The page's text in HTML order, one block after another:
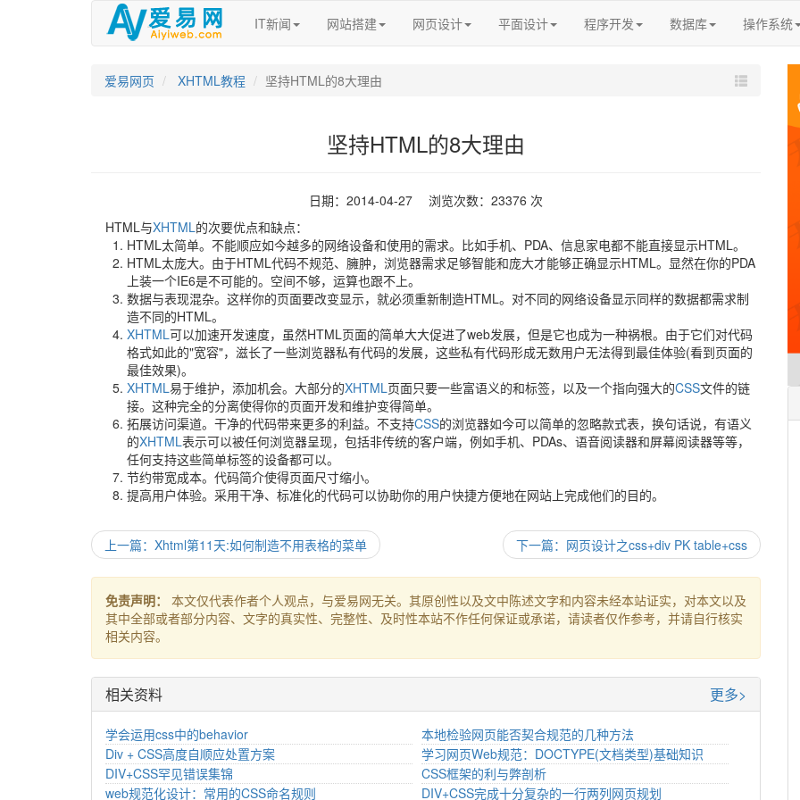
IT新闻 网站搭建 网页设计 平面设计 程序开发 数据库 操作系统
爱易网页 XHTML教程 坚持HTML的8大理由
坚持HTML的8大理由
日期：2014-04-27 浏览次数：23376 次
HTML与XHTML的次要优点和缺点：
HTML太简单。不能顺应如今越多的网络设备和使用的需求。比如手机、PDA、信息家电都不能直接显示HTML。
HTML太庞大。由于HTML代码不规范、臃肿，浏览器需求足够智能和庞大才能够正确显示HTML。显然在你的PDA
上装一个IE6是不可能的。空间不够，运算也跟不上。
数据与表现混杂。这样你的页面要改变显示，就必须重新制造HTML。对不同的网络设备显示同样的数据都需求制
造不同的HTML。
XHTML可以加速开发速度，虽然HTML页面的简单大大促进了web发展，但是它也成为一种祸根。由于它们对代码
格式如此的"宽容"，滋长了一些浏览器私有代码的发展，这些私有代码形成无数用户无法得到最佳体验(看到页面的
最佳效果)。
XHTML易于维护，添加机会。大部分的XHTML页面只要一些富语义的和标签，以及一个指向强大的CSS文件的链
接。这种完全的分离使得你的页面开发和维护变得简单。
拓展访问渠道。干净的代码带来更多的利益。不支持CSS的浏览器如今可以简单的忽略款式表，换句话说，有语义
的XHTML表示可以被任何浏览器呈现，包括非传统的客户端，例如手机、PDAs、语音阅读器和屏幕阅读器等等，
任何支持这些简单标签的设备都可以。
节约带宽成本。代码简介使得页面尺寸缩小。
提高用户体验。采用干净、标准化的代码可以协助你的用户快捷方便地在网站上完成他们的目的。
上一篇：Xhtml第11天:如何制造不用表格的菜单 下一篇：网页设计之css+div PK table+css
免责声明：
本文仅代表作者个人观点，与爱易网无关。其原创性以及文中陈述文字和内容未经本站证实，对本文以及
其中全部或者部分内容、文字的真实性、完整性、及时性本站不作任何保证或承诺，请读者仅作参考，并请自行核实
相关内容。
相关资料 更多>
学会运用css中的behavior
本地检验网页能否契合规范的几种方法
Div + CSS高度自顺应处置方案
学习网页Web规范：DOCTYPE(文档类型)基础知识
DIV+CSS罕见错误集锦
CSS框架的利与弊剖析
web规范化设计：常用的CSS命名规则
DIV+CSS完成十分复杂的一行两列网页规划